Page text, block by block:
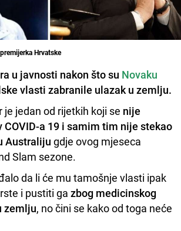
Hrvatske
u javnosti nakon što su Novaku
vlasti zabranile ulazak u zemlju.
jedan od rijetkih koji se nije
a 19 i samim tim nije stekao
Australiju gdje ovog mjeseca
Slam sezone.
da li će mu tamošnje vlasti ipak
i pustiti ga zbog medicinskog
zemlju, no čini se kako od toga neće